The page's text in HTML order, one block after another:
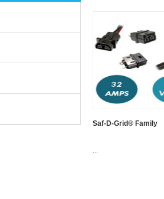
Saf-D-Grid® Family
...